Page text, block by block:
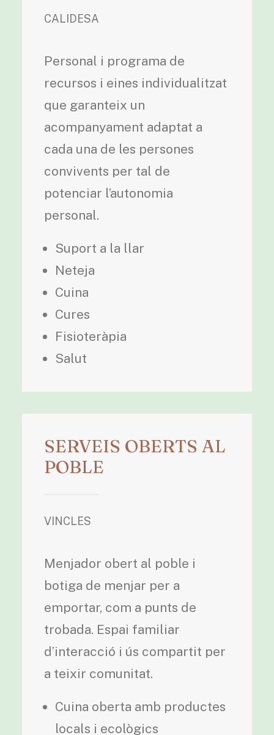
CALIDESA
Personal i programa de
recursos i eines individualitzat
que garanteix un
acompanyament adaptat a
cada una de les persones
convivents per tal de
potenciar l’autonomia
personal.
Suport a la llar
Neteja
Cuina
Cures
Fisioteràpia
Salut
SERVEIS OBERTS AL
POBLE
VINCLES
Menjador obert al poble i
botiga de menjar per a
emportar, com a punts de
trobada. Espai familiar
d’interacció i ús compartit per
a teixir comunitat.
Cuina oberta amb productes
locals i ecològics